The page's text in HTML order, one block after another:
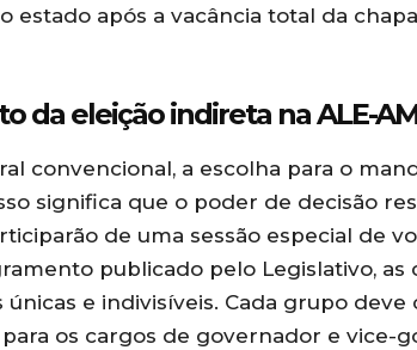
estado após a vacância total da
da eleição indireta na ALE-
convencional, a escolha para o
significa que o poder de decisão
de uma sessão especial de
publicado pelo Legislativo, as
e indivisíveis. Cada grupo deve
os cargos de governador e vice-